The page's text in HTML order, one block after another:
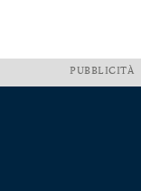
PUBBLICITÀ